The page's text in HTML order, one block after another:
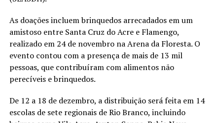
As doações incluem brinquedos arrecadados em um
amistoso entre Santa Cruz do Acre e Flamengo,
realizado em 24 de novembro na Arena da Floresta. O
evento contou com a presença de mais de 13 mil
pessoas, que contribuíram com alimentos não
perecíveis e brinquedos.
De 12 a 18 de dezembro, a distribuição será feita em 14
escolas de sete regionais de Rio Branco, incluindo